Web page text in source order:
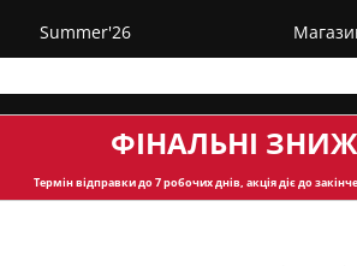
Summer'26
ФІНАЛЬНІ
Термін відправкидо 7 робочих днів, акція діє до